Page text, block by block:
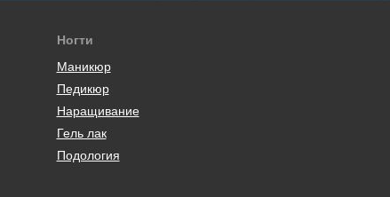
Ногти
Маникюр
Педикюр
Наращивание
Гель лак
Подология